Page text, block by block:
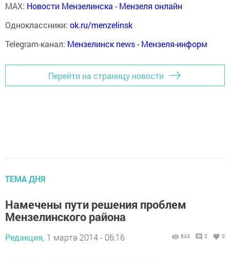
MAX: Новости Мензелинска - Мензеля онлайн
Одноклассники: ok.ru/menzelinsk
Telegram-канал: Мензелинск news - Мензеля-информ
Перейти на страницу новости
ТЕМА ДНЯ
Намечены пути решения проблем
Мензелинского района
Редакция, 1 марта 2014 - 06:16 843 0 0